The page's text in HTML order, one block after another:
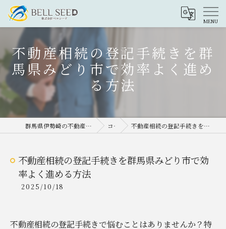
不動産相続の登記手続きを群
馬県みどり市で効率よく進め
る方法
群馬県伊勢崎の不動産売却なら株式会社ベルシード コラム 不動産相続の登記手続きを群馬県みどり市で効率よく進める方法
不動産相続の登記手続きを群馬県みどり市で効
率よく進める方法
2025/10/18
不動産相続の登記手続きで悩むことはありませんか？特